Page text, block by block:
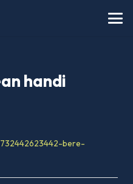
handi
bere-